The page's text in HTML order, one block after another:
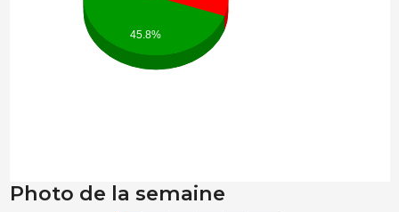
45.8%
Photo de la semaine